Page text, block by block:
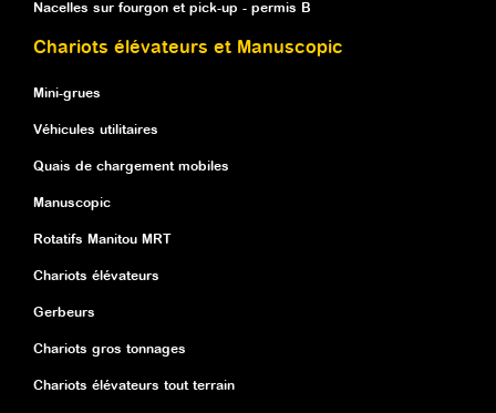
Nacelles sur fourgon et pick-up - permis B
Chariots élévateurs et Manuscopic
Mini-grues
Véhicules utilitaires
Quais de chargement mobiles
Manuscopic
Rotatifs Manitou MRT
Chariots élévateurs
Gerbeurs
Chariots gros tonnages
Chariots élévateurs tout terrain